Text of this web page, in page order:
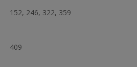
152, 246, 322, 359
409